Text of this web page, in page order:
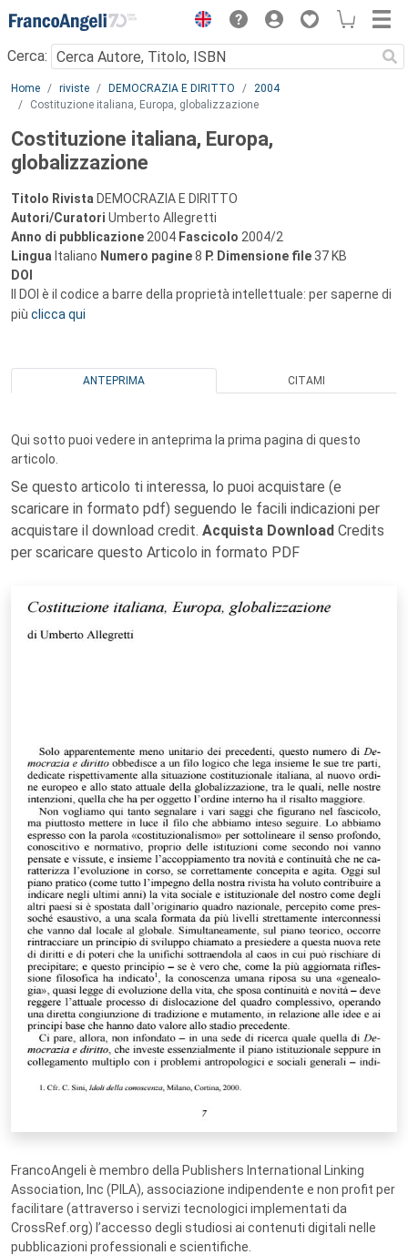
Menu
Cerca:
Main content
Home riviste DEMOCRAZIA E DIRITTO
2004
Costituzione italiana, Europa, globalizzazione
Costituzione italiana, Europa,
globalizzazione
Titolo Rivista DEMOCRAZIA E DIRITTO
Autori/Curatori Umberto Allegretti
Anno di pubblicazione 2004 Fascicolo 2004/2
Lingua Italiano Numero pagine8 P. Dimensione file 37 KB
DOI
Il DOI è il codice a barre della proprietà intellettuale: per saperne di
più clicca qui
ANTEPRIMA CITAMI
Qui sotto puoi vedere in anteprima la prima pagina di questo
articolo.
Se questo articolo ti interessa, lo puoi acquistare (e
scaricare in formato pdf) seguendo le facili indicazioni per
acquistare il download credit. Acquista Download Credits
per scaricare questo Articolo in formato PDF
FrancoAngeli è membro della Publishers International Linking
Association, Inc (PILA), associazione indipendente e non profit per
facilitare (attraverso i servizi tecnologici implementati da
CrossRef.org) l’accesso degli studiosi ai contenuti digitali nelle
pubblicazioni professionali e scientifiche.